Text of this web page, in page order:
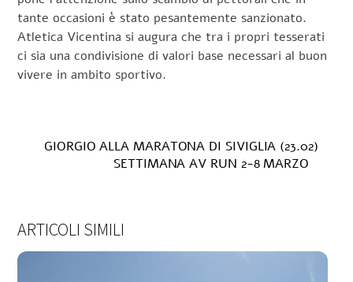
tante occasioni è stato pesantemente sanzionato.
Atletica Vicentina si augura che tra i propri tesserati
ci sia una condivisione di valori base necessari al buon
vivere in ambito sportivo.
GIORGIO ALLA MARATONA DI SIVIGLIA (23.02)
SETTIMANA AV RUN 2-8 MARZO
ARTICOLI SIMILI